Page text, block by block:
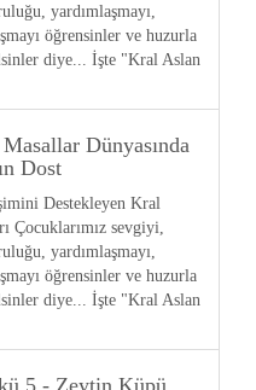
yardımlaşmayı,
öğrensinler ve huzurla
diye... İşte "Kral Aslan
Dünyasında
Dost
Destekleyen Kral
Çocuklarımız sevgiyi,
yardımlaşmayı,
öğrensinler ve huzurla
diye... İşte "Kral Aslan
5 - Zeytin Küpü